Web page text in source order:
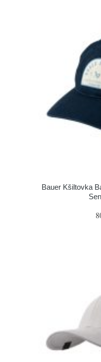
Bauer Kšiltovka